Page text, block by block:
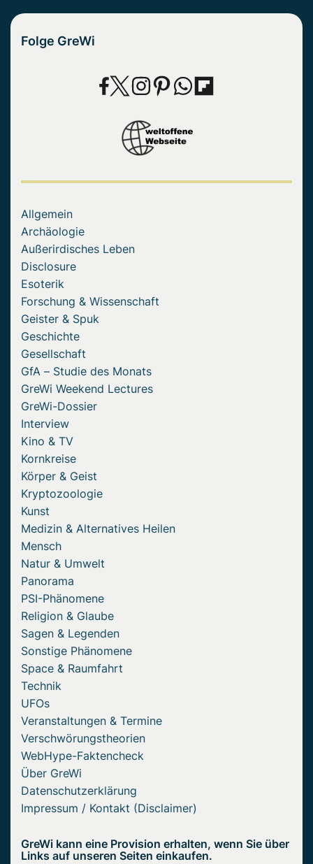
Folge GreWi
Allgemein
Archäologie
Außerirdisches Leben
Disclosure
Esoterik
Forschung & Wissenschaft
Geister & Spuk
Geschichte
Gesellschaft
GfA – Studie des Monats
GreWi Weekend Lectures
GreWi-Dossier
Interview
Kino & TV
Kornkreise
Körper & Geist
Kryptozoologie
Kunst
Medizin & Alternatives Heilen
Mensch
Natur & Umwelt
Panorama
PSI-Phänomene
Religion & Glaube
Sagen & Legenden
Sonstige Phänomene
Space & Raumfahrt
Technik
UFOs
Veranstaltungen & Termine
Verschwörungstheorien
WebHype-Faktencheck
Über GreWi
Datenschutzerklärung
Impressum / Kontakt (Disclaimer)
GreWi kann eine Provision erhalten, wenn Sie über
Links auf unseren Seiten einkaufen.